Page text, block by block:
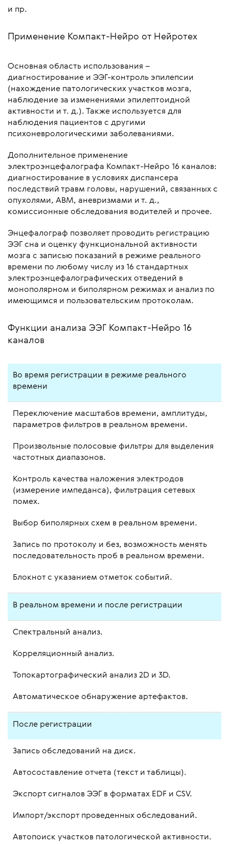
и пр.
Применение Компакт-Нейро от Нейротех
Основная область использования –
диагностирование и ЭЭГ-контроль эпилепсии
(нахождение патологических участков мозга,
наблюдение за изменениями эпилептоидной
активности и т. д.). Также используется для
наблюдения пациентов с другими
психоневрологическими заболеваниями.
Дополнительное применение
электроэнцефалографа Компакт-Нейро 16 каналов:
диагностирование в условиях диспансера
последствий травм головы, нарушений, связанных с
опухолями, АВМ, аневризмами и т. д.,
комиссионные обследования водителей и прочее.
Энцефалограф позволяет проводить регистрацию
ЭЭГ сна и оценку функциональной активности
мозга с записью показаний в режиме реального
времени по любому числу из 16 стандартных
электроэнцефалографических отведений в
монополярном и биполярном режимах и анализ по
имеющимся и пользовательским протоколам.
Функции анализа ЭЭГ Компакт-Нейро 16
каналов
Во время регистрации в режиме реального
времени
Переключение масштабов времени, амплитуды,
параметров фильтров в реальном времени.
Произвольные полосовые фильтры для выделения
частотных диапазонов.
Контроль качества наложения электродов
(измерение импеданса), фильтрация сетевых
помех.
Выбор биполярных схем в реальном времени.
Запись по протоколу и без, возможность менять
последовательность проб в реальном времени.
Блокнот с указанием отметок событий.
В реальном времени и после регистрации
Спектральный анализ.
Корреляционный анализ.
Топокартографический анализ 2D и 3D.
Автоматическое обнаружение артефактов.
После регистрации
Запись обследований на диск.
Автосоставление отчета (текст и таблицы).
Экспорт сигналов ЭЭГ в форматах EDF и CSV.
Импорт/экспорт проведенных обследований.
Автопоиск участков патологической активности.